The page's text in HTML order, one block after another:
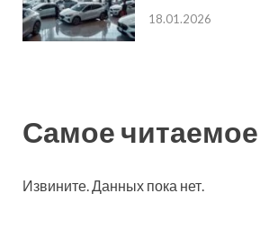
18.01.2026
Самое читаемое
Извините. Данных пока нет.